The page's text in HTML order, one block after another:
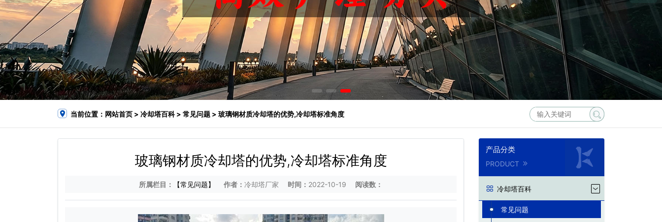
当前位置： 网站首页 > 冷却塔百科> 常见问题 > 玻璃钢材质冷却塔的优势,冷却塔标准角度
玻璃钢材质冷却塔的优势,冷却塔标准角度
所属栏目： 【常见问题】 作者： 冷却塔厂家 时间： 2022-10-19 阅读数：
产品分类
PRODUCT
冷却塔百科
常见问题